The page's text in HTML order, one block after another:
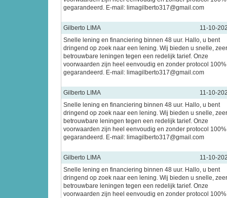
gegarandeerd. E-mail: limagilberto317@gmail.com
Gilberto LIMA
11-10-
Snelle lening en financiering binnen 48 uur. Hallo, u bent
dringend op zoek naar een lening. Wij bieden u snelle, zeer
betrouwbare leningen tegen een redelijk tarief. Onze
voorwaarden zijn heel eenvoudig en zonder protocol 100%
gegarandeerd. E-mail: limagilberto317@gmail.com
Gilberto LIMA
11-10-
Snelle lening en financiering binnen 48 uur. Hallo, u bent
dringend op zoek naar een lening. Wij bieden u snelle, zeer
betrouwbare leningen tegen een redelijk tarief. Onze
voorwaarden zijn heel eenvoudig en zonder protocol 100%
gegarandeerd. E-mail: limagilberto317@gmail.com
Gilberto LIMA
11-10-
Snelle lening en financiering binnen 48 uur. Hallo, u bent
dringend op zoek naar een lening. Wij bieden u snelle, zeer
betrouwbare leningen tegen een redelijk tarief. Onze
voorwaarden zijn heel eenvoudig en zonder protocol 100%